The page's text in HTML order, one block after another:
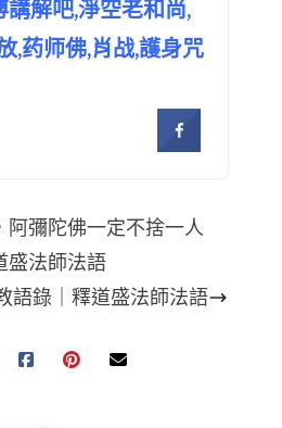
解吧,淨空老和尚,
,药师佛,肖战,護身咒
阿彌陀佛一定不捨一人
盛法師法語
語錄｜釋道盛法師法語